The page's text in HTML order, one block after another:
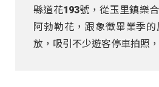
縣道花193號，從玉里鎮樂
阿勃勒花，跟象徵畢業季
放，吸引不少遊客停車拍照